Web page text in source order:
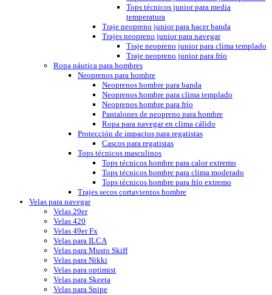
Tops técnicos junior para media
temperatura
Traje neopreno junior para hacer banda
Trajes neopreno junior para navegar
Traje neopreno junior para clima templado
Traje neopreno junior para frío
Ropa náutica para hombres
Neoprenos para hombre
Neoprenos hombre para banda
Neoprenos hombre para clima templado
Neoprenos hombre para frío
Pantalones de neopreno para hombre
Ropa para navegar en clima cálido
Protección de impactos para regatistas
Cascos para regatistas
Tops técnicos masculinos
Tops técnicos hombre para calor extremo
Tops técnicos hombre para clima moderado
Tops técnicos hombre para frío extremo
Trajes secos cortavientos hombre
Velas para navegar
Velas 29er
Velas 420
Velas 49er Fx
Velas para ILCA
Velas para Musto Skiff
Velas para Nikki
Velas para optimist
Velas para Skeeta
Velas para Snipe